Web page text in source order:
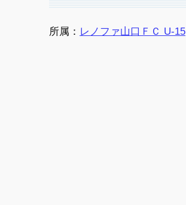
所属： レノファ山口ＦＣ U-15